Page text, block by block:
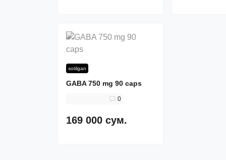
sotilgan
GABA 750 mg 90 caps
0
169 000 сум.